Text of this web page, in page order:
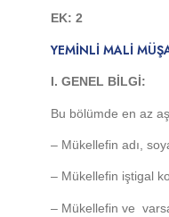
EK: 2
YEMİNLİ MALİ
I. GENEL BİLGİ:
Bu bölümde en az
– Mükellefin adı,
– Mükellefin iştigal
– Mükellefin ve